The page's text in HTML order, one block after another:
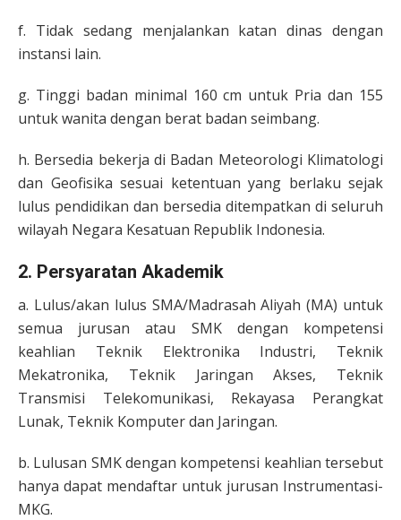
f. Tidak sedang menjalankan katan dinas dengan
instansi lain.
g. Tinggi badan minimal 160 cm untuk Pria dan 155
untuk wanita dengan berat badan seimbang.
h. Bersedia bekerja di Badan Meteorologi Klimatologi
dan Geofisika sesuai ketentuan yang berlaku sejak
lulus pendidikan dan bersedia ditempatkan di seluruh
wilayah Negara Kesatuan Republik Indonesia.
2. Persyaratan Akademik
a. Lulus/akan lulus SMA/Madrasah Aliyah (MA) untuk
semua jurusan atau SMK dengan kompetensi
keahlian Teknik Elektronika Industri, Teknik
Mekatronika, Teknik Jaringan Akses, Teknik
Transmisi Telekomunikasi, Rekayasa Perangkat
Lunak, Teknik Komputer dan Jaringan.
b. Lulusan SMK dengan kompetensi keahlian tersebut
hanya dapat mendaftar untuk jurusan Instrumentasi-
MKG.